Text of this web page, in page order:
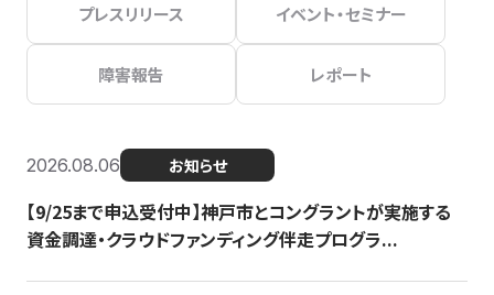
プレスリリース イベント・セミナー
障害報告 レポート
2026.08.06 お知らせ
【9/25まで申込受付中】神戸市とコングラントが実施する
資金調達・クラウドファンディング伴走プログラ...